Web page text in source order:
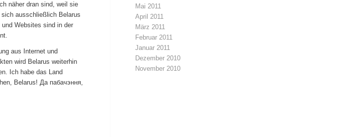
näher dran sind, weil sie
ausschließlich Belarus
Websites sind in der
aus Internet und
wird Belarus weiterhin
Ich habe das Land
Belarus! Да пабачэння,
Mai 2011
April 2011
März 2011
Februar 2011
Januar 2011
Dezember 2010
November 2010